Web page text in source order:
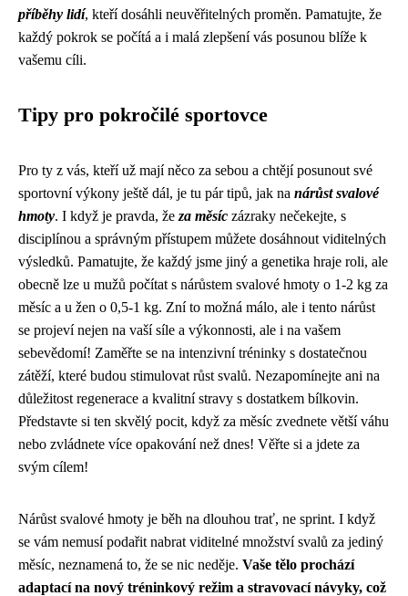
příběhy lidí, kteří dosáhli neuvěřitelných proměn. Pamatujte, že
každý pokrok se počítá a i malá zlepšení vás posunou blíže k
vašemu cíli.
Tipy pro pokročilé sportovce
Pro ty z vás, kteří už mají něco za sebou a chtějí posunout své
sportovní výkony ještě dál, je tu pár tipů, jak na nárůst svalové
hmoty. I když je pravda, že za měsíc zázraky nečekejte, s
disciplínou a správným přístupem můžete dosáhnout viditelných
výsledků. Pamatujte, že každý jsme jiný a genetika hraje roli, ale
obecně lze u mužů počítat s nárůstem svalové hmoty o 1-2 kg za
měsíc a u žen o 0,5-1 kg. Zní to možná málo, ale i tento nárůst
se projeví nejen na vaší síle a výkonnosti, ale i na vašem
sebevědomí! Zaměřte se na intenzivní tréninky s dostatečnou
zátěží, které budou stimulovat růst svalů. Nezapomínejte ani na
důležitost regenerace a kvalitní stravy s dostatkem bílkovin.
Představte si ten skvělý pocit, když za měsíc zvednete větší váhu
nebo zvládnete více opakování než dnes! Věřte si a jdete za
svým cílem!
Nárůst svalové hmoty je běh na dlouhou trať, ne sprint. I když
se vám nemusí podařit nabrat viditelné množství svalů za jediný
měsíc, neznamená to, že se nic neděje. Vaše tělo prochází
adaptací na nový tréninkový režim a stravovací návyky, což